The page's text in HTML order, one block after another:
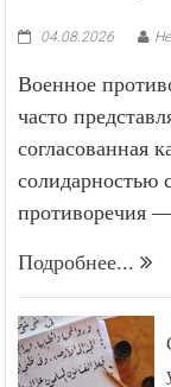
04.08.2026
Военное
часто
согласованная
солидарностью
противоречия
Подробнее...